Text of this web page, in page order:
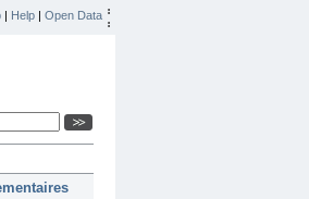
| Help | Open Data